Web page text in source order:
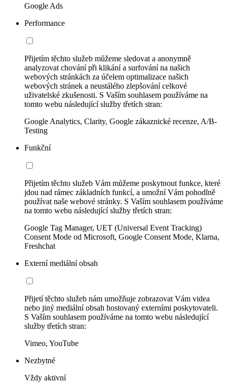
Google Ads
Performance
Přijetím těchto služeb můžeme sledovat a anonymně
analyzovat chování při klikání a surfování na našich
webových stránkách za účelem optimalizace našich
webových stránek a neustálého zlepšování celkové
uživatelské zkušenosti. S Vaším souhlasem používáme na
tomto webu následující služby třetích stran:
Google Analytics, Clarity, Google zákaznické recenze, A/B-
Testing
Funkční
Přijetím těchto služeb Vám můžeme poskytnout funkce, které
jdou nad rámec základních funkcí, a umožní Vám pohodlně
používat naše webové stránky. S Vaším souhlasem používáme
na tomto webu následující služby třetích stran:
Google Tag Manager, UET (Universal Event Tracking)
Consent Mode od Microsoft, Google Consent Mode, Klarna,
Freshchat
Externí mediální obsah
Přijetí těchto služeb nám umožňuje zobrazovat Vám videa
nebo jiný mediální obsah hostovaný externími poskytovateli.
S Vaším souhlasem používáme na tomto webu následující
služby třetích stran:
Vimeo, YouTube
Nezbytné
Vždy aktivní